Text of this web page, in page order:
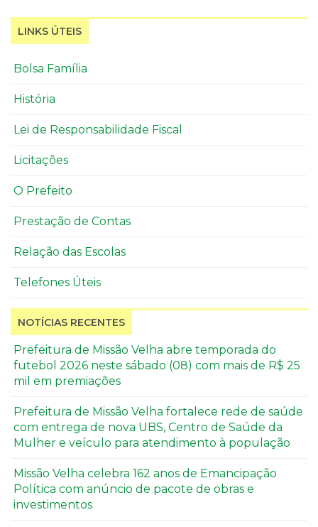
LINKS ÚTEIS
Bolsa Família
História
Lei de Responsabilidade Fiscal
Licitações
O Prefeito
Prestação de Contas
Relação das Escolas
Telefones Úteis
NOTÍCIAS RECENTES
Prefeitura de Missão Velha abre temporada do
futebol 2026 neste sábado (08) com mais de R$ 25
mil em premiações
Prefeitura de Missão Velha fortalece rede de saúde
com entrega de nova UBS, Centro de Saúde da
Mulher e veículo para atendimento à população
Missão Velha celebra 162 anos de Emancipação
Política com anúncio de pacote de obras e
investimentos